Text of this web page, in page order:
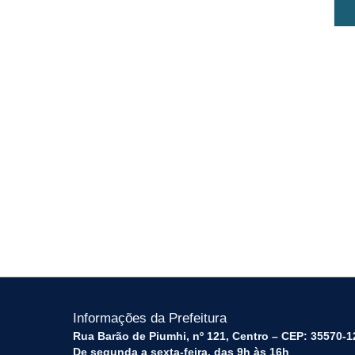
Informações da Prefeitura
Rua Barão de Piumhi, nº 121, Centro – CEP: 35570-
De segunda a sexta-feira, das 9h às 16h